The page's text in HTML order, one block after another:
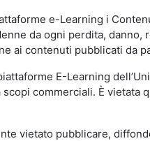
e-Learning i
da ogni perdita,
ai contenuti pubblicati da
E-Learning
commerciali. È
vietato pubblicare,